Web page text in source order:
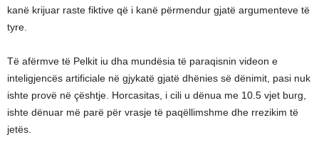
kanë krijuar raste fiktive që i kanë përmendur gjatë argumenteve të
tyre.
Të afërmve të Pelkit iu dha mundësia të paraqisnin videon e
inteligjencës artificiale në gjykatë gjatë dhënies së dënimit, pasi nuk
ishte provë në çështje. Horcasitas, i cili u dënua me 10.5 vjet burg,
ishte dënuar më parë për vrasje të paqëllimshme dhe rrezikim të
jetës.